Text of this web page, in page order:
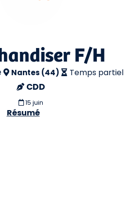
F/H
Nantes (44) Temps partiel
CDD
15 juin
Résumé